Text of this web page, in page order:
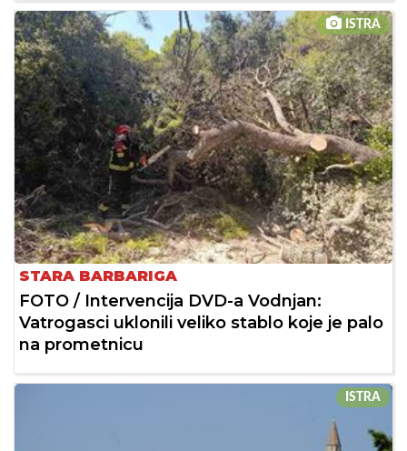
ISTRA
STARA BARBARIGA
FOTO / Intervencija DVD-a Vodnjan:
Vatrogasci uklonili veliko stablo koje je palo
na prometnicu
ISTRA